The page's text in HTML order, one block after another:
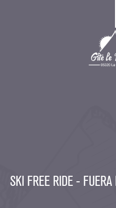
SKI FREE RIDE - FUERA